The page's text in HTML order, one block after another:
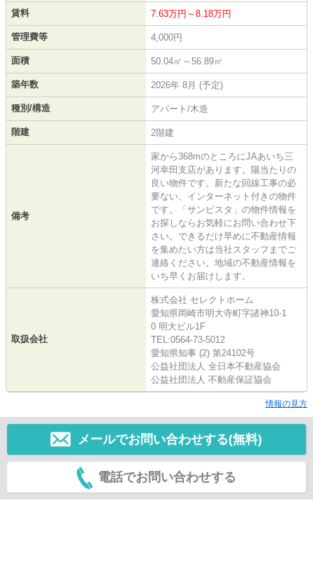
賃料 7.63万円～8.18万円
管理費等 4,000円
面積 50.04㎡～56.89㎡
築年数 2026年 8月 (予定)
種別/構造 アパート/木造
階建 2階建
備考
家から368mのところにJAあいち三
河幸田支店があります。陽当たりの
良い物件です。新たな回線工事の必
要ない、インターネット付きの物件
です。「サンビスタ」の物件情報を
お探しならお気軽にお問い合わせ下
さい。できるだけ早めに不動産情報
を集めたい方は当社スタッフまでご
連絡ください。地域の不動産情報を
いち早くお届けします。
取扱会社
株式会社 セレクトホーム
愛知県岡崎市明大寺町字諸神10-1
0 明大ビル1F
TEL:0564-73-5012
愛知県知事 (2) 第24102号
公益社団法人 全日本不動産協会
公益社団法人 不動産保証協会
情報の見方
メールでお問い合わせする(無料)
電話でお問い合わせする